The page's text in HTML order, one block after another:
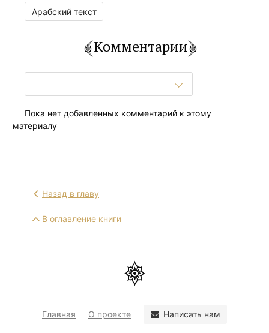
Арабский текст
Комментарии
Пока нет добавленных комментарий к этому
материалу
Назад в главу
В оглавление книги
Главная О проекте Написать нам